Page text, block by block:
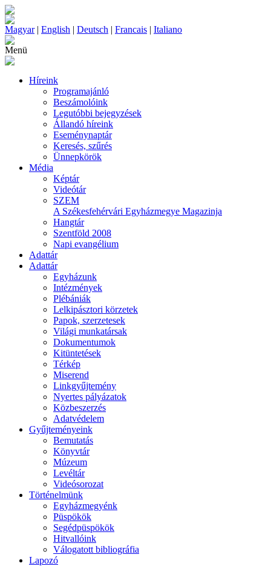
Magyar| English | Deutsch | Francais | Italiano
Menü
Híreink
Programajánló
Beszámolóink
Legutóbbi bejegyzések
Állandó híreink
Eseménynaptár
Keresés, szűrés
Ünnepkörök
Média
Képtár
Videótár
SZEM
A Székesfehérvári Egyházmegye Magazinja
Hangtár
Szentföld 2008
Napi evangélium
Adattár
Adattár
Egyházunk
Intézmények
Plébániák
Lelkipásztori körzetek
Papok, szerzetesek
Világi munkatársak
Dokumentumok
Kitüntetések
Térkép
Miserend
Linkgyűjtemény
Nyertes pályázatok
Közbeszerzés
Adatvédelem
Gyűjteményeink
Bemutatás
Könyvtár
Múzeum
Levéltár
Videósorozat
Történelmünk
Egyházmegyénk
Püspökök
Segédpüspökök
Hitvallóink
Válogatott bibliográfia
Lapozó